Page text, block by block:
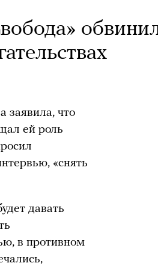
заявила, что
ей роль
«снять
давать
в противном